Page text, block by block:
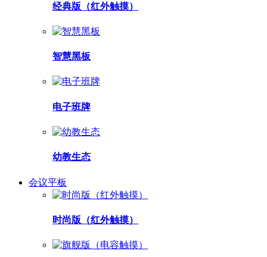
经典版（红外触摸）
智慧黑板
电子班牌
幼教生态
会议平板
时尚版（红外触摸）